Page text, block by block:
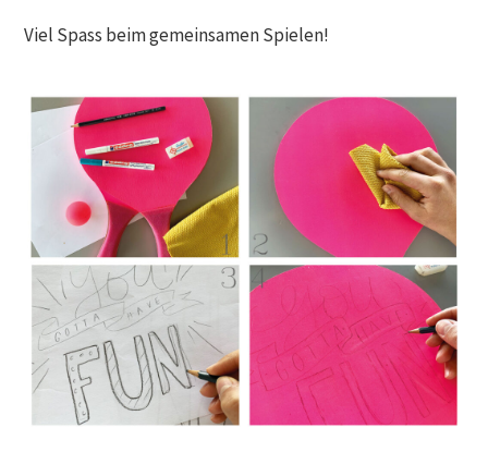
Viel Spass beim gemeinsamen Spielen!